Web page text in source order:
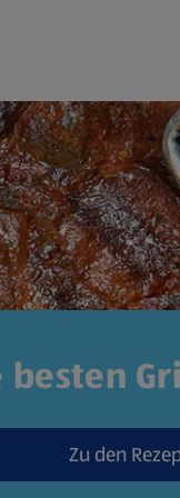
besten
Zu den